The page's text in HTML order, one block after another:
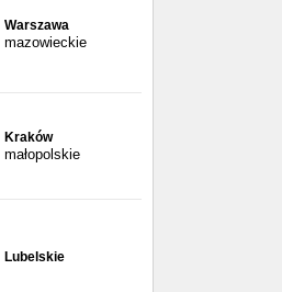
Warszawa
mazowieckie
Kraków
małopolskie
Lubelskie